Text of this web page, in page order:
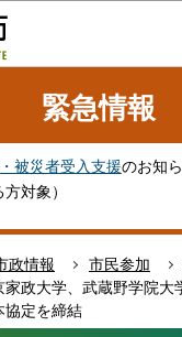
緊急情報
被災者受入支援のお知
対象）
政情報 市民参加
政大学、武蔵野学院大
協定を締結